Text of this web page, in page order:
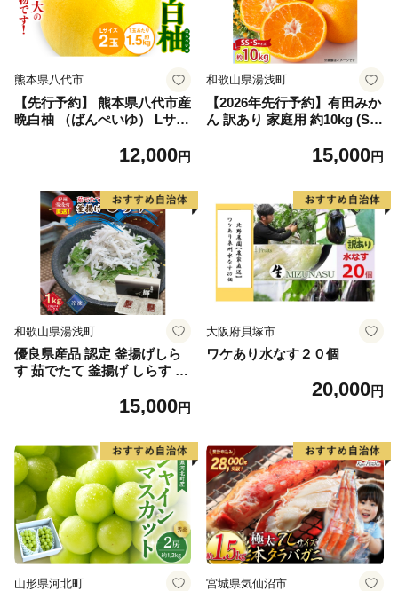
熊本県八代市
【先行予約】 熊本県八代市産
晩白柚 （ばんぺいゆ） Lサイ
もの フルーツ おやつ 特産 熊
12,000円
和歌山県湯浅町
【2026年先行予約】有田みか
ん 訳あり 家庭用 約10kg (S
ん フルーツ 柑橘 果物 果実
6098
15,000円
和歌山県湯浅町
優良県産品 認定 釜揚げしら
す 茹でたて 釜揚げ しらす 無
国産 海の幸 海鮮 魚介 紀州湯
無料_C6035n
15,000円
大阪府貝塚市
ワケあり水なす２０個
20,000円
山形県河北町 宮城県気仙沼市